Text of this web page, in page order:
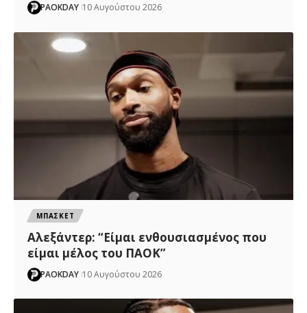
PAOKDAY 10 Αυγούστου 2026
ΜΠΑΣΚΕΤ
Αλεξάντερ: “Είμαι ενθουσιασμένος που
είμαι μέλος του ΠΑΟΚ”
PAOKDAY 10 Αυγούστου 2026